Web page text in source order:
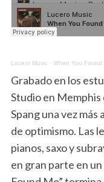
Lucero Music · When You Found
Grabado en los
Studio en
Spang una vez
de optimismo. Las
pianos, saxo y
en gran parte en